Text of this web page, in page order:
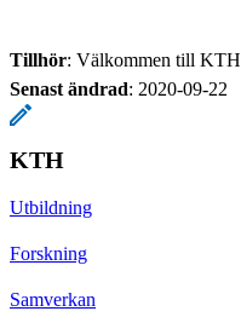
Tillhör: Välkommen till KTH
Senast ändrad: 2020-09-22
KTH
Utbildning
Forskning
Samverkan